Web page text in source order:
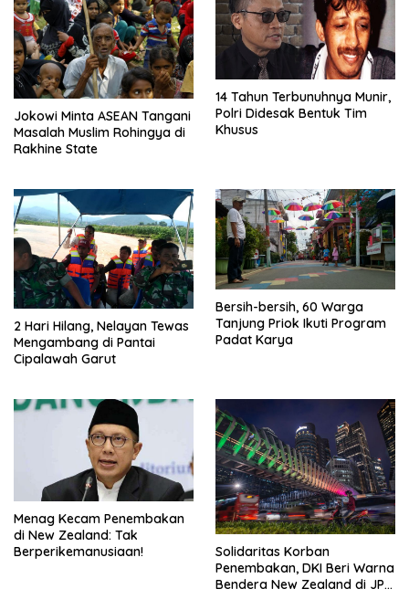
Jokowi Minta ASEAN Tangani
Masalah Muslim Rohingya di
Rakhine State
14 Tahun Terbunuhnya Munir,
Polri Didesak Bentuk Tim
Khusus
2 Hari Hilang, Nelayan Tewas
Mengambang di Pantai
Cipalawah Garut
Bersih-bersih, 60 Warga
Tanjung Priok Ikuti Program
Padat Karya
Menag Kecam Penembakan
di New Zealand: Tak
Berperikemanusiaan!
Solidaritas Korban
Penembakan, DKI Beri Warna
Bendera New Zealand di JPO